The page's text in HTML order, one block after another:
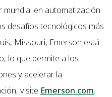
mundial en automatización
desafíos tecnológicos más
Missouri, Emerson está
lo que permite a los
y acelerar la
visite Emerson.com.